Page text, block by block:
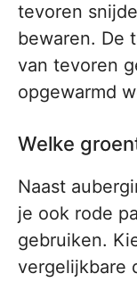
tevoren
bewaren. De
van tevoren
opgewarmd
Welke
Naast
je ook rode
gebruiken.
vergelijkbare